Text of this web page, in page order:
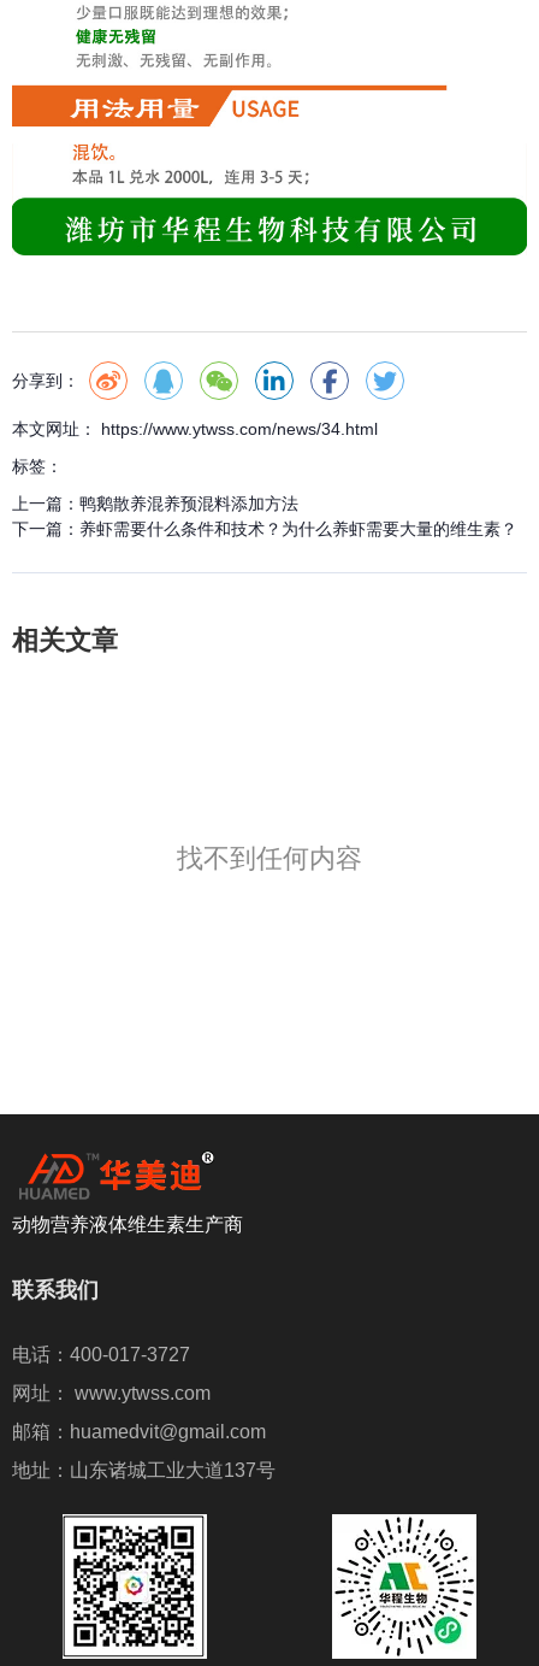
分享到：
本文网址： https://www.ytwss.com/news/34.html
标签：
上一篇： 鸭鹅散养混养预混料添加方法
下一篇： 养虾需要什么条件和技术？为什么养虾需要大量的维生素？
相关文章
找不到任何内容
动物营养液体维生素生产商
联系我们
电话：400-017-3727
网址： www.ytwss.com
邮箱：huamedvit@gmail.com
地址：山东诸城工业大道137号